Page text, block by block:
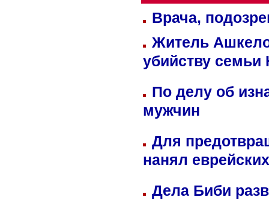
Врача,
Житель
убийству семьи
По делу об
мужчин
Для
нанял
Дела Биби